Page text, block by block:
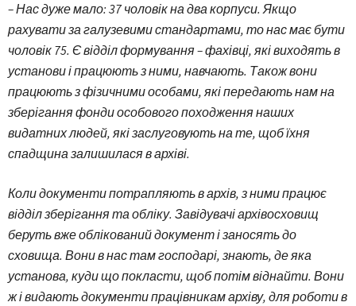
– Нас дуже мало: 37 чоловік на два корпуси. Якщо
рахувати за галузевими стандартами, то нас має бути
чоловік 75. Є відділ формування – фахівці, які виходять в
установи і працюють з ними, навчають. Також вони
працюють з фізичними особами, які передають нам на
зберігання фонди особового походження наших
видатних людей, які заслуговують на те, щоб їхня
спадщина залишилася в архіві.
Коли документи потрапляють в архів, з ними працює
відділ зберігання та обліку. Завідувачі архівосховищ
беруть вже облікований документ і заносять до
сховища. Вони в нас там господарі, знають, де яка
установа, куди що покласти, щоб потім віднайти. Вони
ж і видають документи працівникам архіву, для роботи в